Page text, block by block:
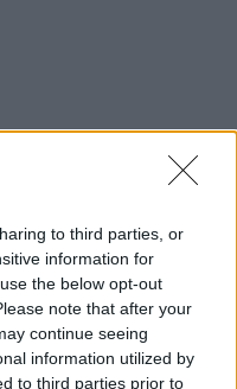
to third parties, or
information for
the below opt-out
note that after your
continue seeing
information utilized by
to third parties prior to